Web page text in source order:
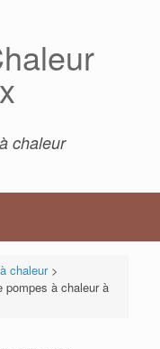
chaleur
chaleur>
pompes à chaleur à